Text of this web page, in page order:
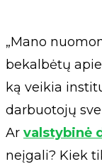
„Mano
bekalbėtų
ką veikia
darbuotojų
Ar valstybinė
neįgali? Kiek